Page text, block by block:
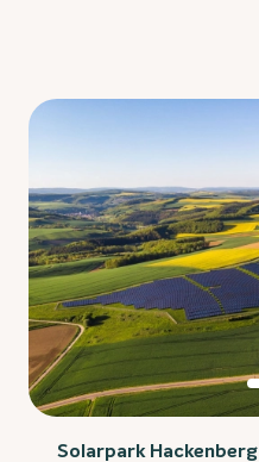
Solarpark Hackenberg